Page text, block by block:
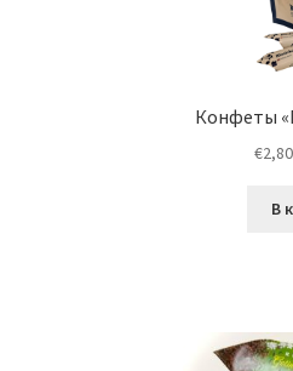
Конфеты
€2,80
В